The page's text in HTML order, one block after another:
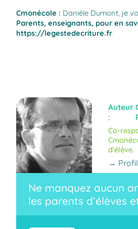
Cmonécole : Danièle Dumont, je
Parents, enseignants, pour en
https://legestedecriture.fr
Auteur
:
Co-
d’élève.
→ Profil
Ne manquez aucun
les parents d’élèves